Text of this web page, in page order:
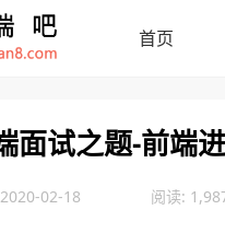
首页
面试之题-前端
2020-02-18 阅读: